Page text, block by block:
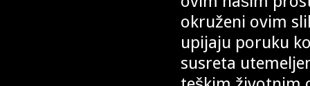
okruženi ovim
upijaju poruku
susreta